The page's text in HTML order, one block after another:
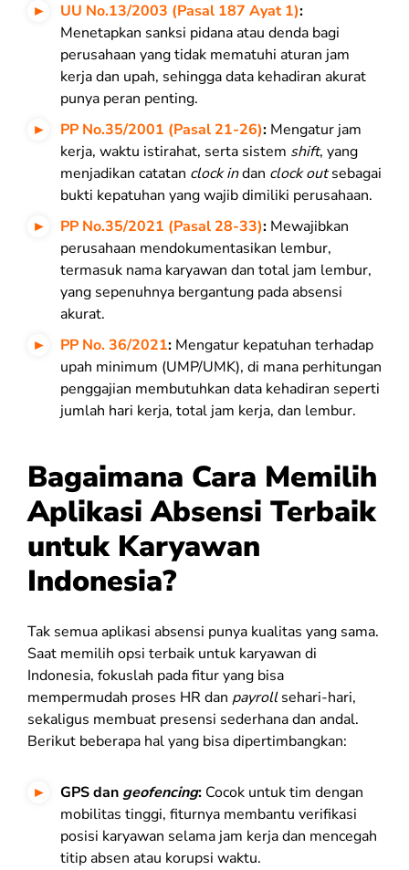
UU No.13/2003 (Pasal 187 Ayat 1):
Menetapkan sanksi pidana atau denda bagi
perusahaan yang tidak mematuhi aturan jam
kerja dan upah, sehingga data kehadiran akurat
punya peran penting.
PP No.35/2001 (Pasal 21-26): Mengatur jam
kerja, waktu istirahat, serta sistem shift, yang
menjadikan catatan clock indan clock outsebagai
bukti kepatuhan yang wajib dimiliki perusahaan.
PP No.35/2021 (Pasal 28-33): Mewajibkan
perusahaan mendokumentasikan lembur,
termasuk nama karyawan dan total jam lembur,
yang sepenuhnya bergantung pada absensi
akurat.
PP No. 36/2021: Mengatur kepatuhan terhadap
upah minimum (UMP/UMK), di mana perhitungan
penggajian membutuhkan data kehadiran seperti
jumlah hari kerja, total jam kerja, dan lembur.
Bagaimana Cara Memilih
Aplikasi Absensi Terbaik
untuk Karyawan
Indonesia?
Tak semua aplikasi absensi punya kualitas yang sama.
Saat memilih opsi terbaik untuk karyawan di
Indonesia, fokuslah pada fitur yang bisa
mempermudah proses HR dan payrollsehari-hari,
sekaligus membuat presensi sederhana dan andal.
Berikut beberapa hal yang bisa dipertimbangkan:
GPS dan geofencing: Cocok untuk tim dengan
mobilitas tinggi, fiturnya membantu verifikasi
posisi karyawan selama jam kerja dan mencegah
titip absen atau korupsi waktu.